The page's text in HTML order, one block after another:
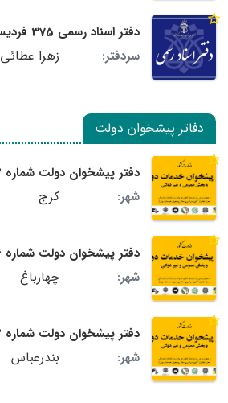
دفتر اسناد رسمی 375 فردیس
سردفتر:
زهرا عطائی
دفاتر پیشخوان دولت
دفتر پیشخوان دولت شماره 1122
شهر:
کرج
دفتر پیشخوان دولت شماره 73401036 آغچه حصار
شهر:
چهارباغ
دفتر پیشخوان دولت شماره 192 شهرک پیامبر اعظم
شهر:
بندرعباس